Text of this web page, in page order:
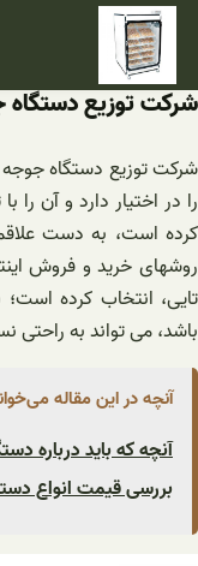
رفتن
محتوا
شرکت توزیع دستگاه جوجه
را در اختیار دارد و آن
کرده است، به دست
تایی، انتخاب کرده
باشد، می تواند به راحتی
آنچه در این مقاله
آنچه که باید درباره
بررسی قیمت انواع دستگاه